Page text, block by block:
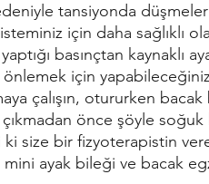
tansiyonda
için daha sağlıklı
basınçtan kaynaklı
için
çalışın, otururken
önce şöyle
size bir fizyoterapistin
ayak bileği ve bacak